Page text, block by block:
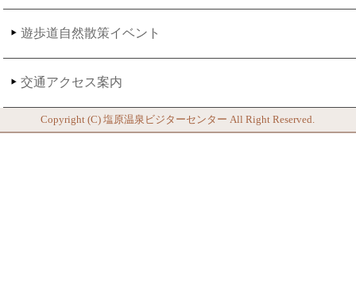
遊歩道自然散策イベント
交通アクセス案内
Copyright (C)塩原温泉ビジターセンター All Right Reserved.